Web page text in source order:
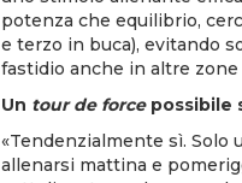
potenza che equilibrio,
e terzo in buca), evitando
fastidio anche in altre
Un tour de force possibile
«Tendenzialmente sì. Solo
allenarsi mattina e